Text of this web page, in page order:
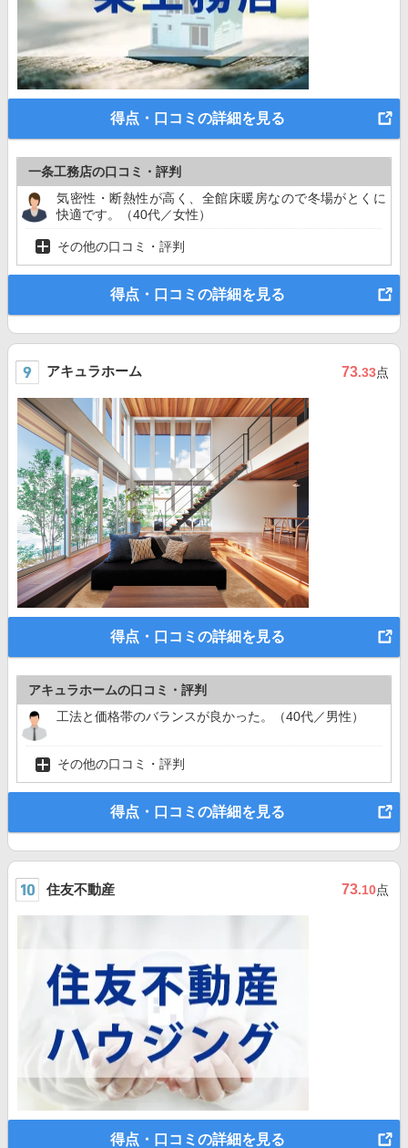
得点・口コミの詳細を見る
一条工務店の口コミ・評判
気密性・断熱性が高く、全館床暖房なので冬場がとくに
快適です。（40代／女性）
その他の口コミ・評判
得点・口コミの詳細を見る
アキュラホーム 73.33点
得点・口コミの詳細を見る
アキュラホームの口コミ・評判
工法と価格帯のバランスが良かった。（40代／男性）
その他の口コミ・評判
得点・口コミの詳細を見る
住友不動産 73.10点
得点・口コミの詳細を見る